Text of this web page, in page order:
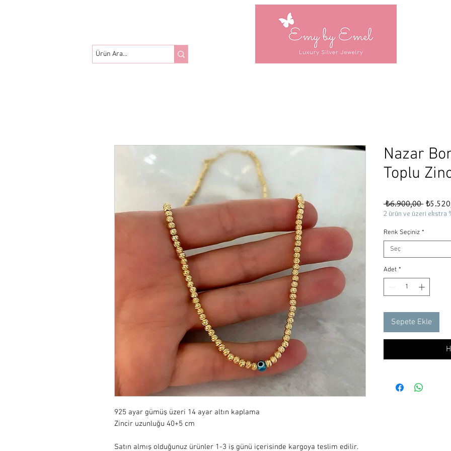
925 ayar gümüş üzeri 14 ayar altın kaplama
Zincir uzunluğu 40+5 cm
Satın almış olduğunuz ürünler 1-3 iş günü içerisinde kargoya teslim edilir.
Nazar
Toplu
₺6.900,00 Normal
Fiyat
2 ürün ve üzeri ekstra
Renk Seçiniz *
Seç
Adet *
Sepete Ekle